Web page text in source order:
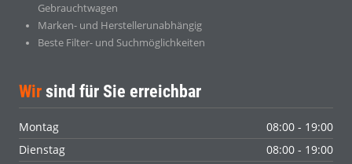
Gebrauchtwagen
Marken- und Herstellerunabhängig
Beste Filter- und Suchmöglichkeiten
Wir sind für Sie erreichbar
Montag
08:00 - 19:00
Dienstag
08:00 - 19:00